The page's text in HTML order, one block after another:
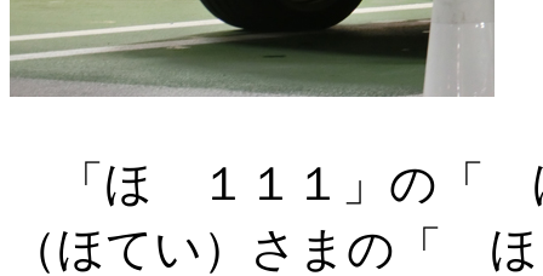
「ほ １１１」の「
（ほてい）さまの「